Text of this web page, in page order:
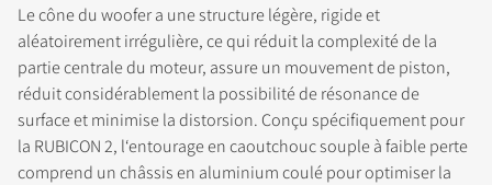
Le cône du woofer a une structure légère, rigide et
aléatoirement irrégulière, ce qui réduit la complexité de la
partie centrale du moteur, assure un mouvement de piston,
réduit considérablement la possibilité de résonance de
surface et minimise la distorsion. Conçu spécifiquement pour
la RUBICON 2, l‘entourage en caoutchouc souple à faible perte
comprend un châssis en aluminium coulé pour optimiser la